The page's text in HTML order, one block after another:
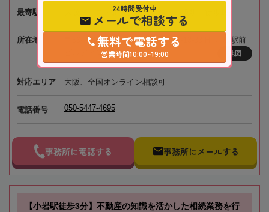
最寄駅 大阪メトロ・北大阪急行電鉄「江坂駅」徒歩1分
所在地
〒564-0063 大阪府吹田市江坂町1-13-33 HF江坂駅前
ビルディング7階
地図
対応エリア 大阪、全国オンライン相談可
電話番号 050-5447-4695
事務所に電話する 事務所にメールする
【小岩駅徒歩3分】不動産の知識を活かした相続業務を行
24時間受付中
メールで相談する
無料で電話する
営業時間10:00~19:00